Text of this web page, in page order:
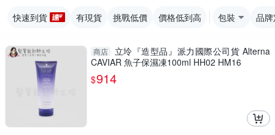
快速到貨 有現貨 挑戰低價 價格低到高 包裝 品
商店
立坽『造型品』派力國際公司貨 Alterna
CAVIAR 魚子保濕凍100ml HH02 HM16
$914